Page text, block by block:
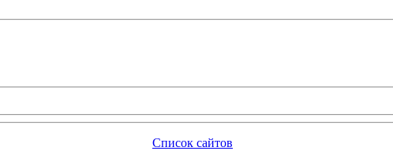
Список сайтов